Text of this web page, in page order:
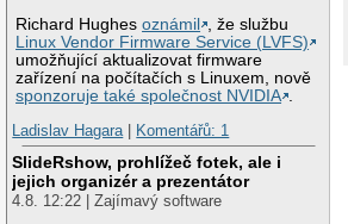
Richard Hughesoznámil
, že službu
Linux Vendor Firmware Service (LVFS)
umožňující aktualizovat firmware
zařízení na počítačích s Linuxem, nově
sponzoruje také společnost NVIDIA
Ladislav Hagara| Komentářů: 1
SlideRshow, prohlížeč fotek, ale i
jejich organizér a prezentátor
4.8. 12:22 | Zajímavý software